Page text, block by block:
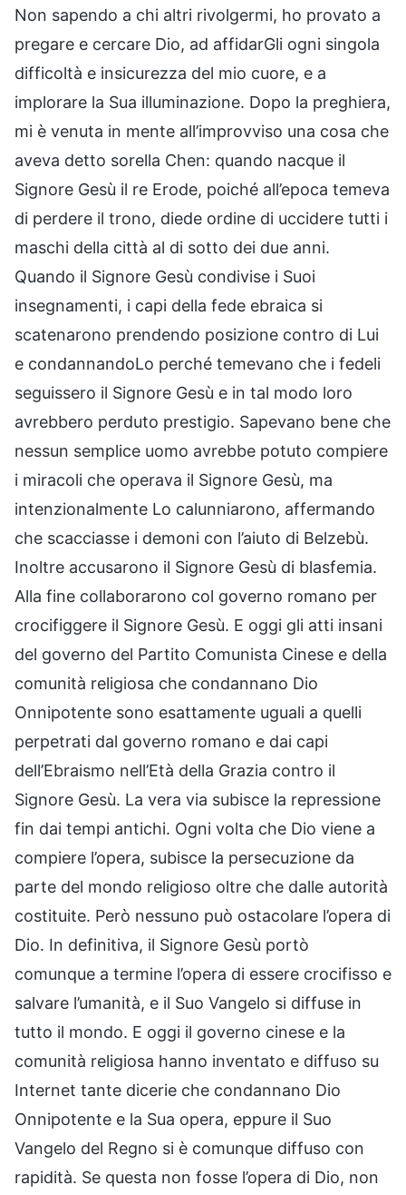
Non sapendo a chi altri rivolgermi, ho provato a
pregare e cercare Dio, ad affidarGli ogni singola
difficoltà e insicurezza del mio cuore, e a
implorare la Sua illuminazione. Dopo la preghiera,
mi è venuta in mente all’improvviso una cosa che
aveva detto sorella Chen: quando nacque il
Signore Gesù il re Erode, poiché all’epoca temeva
di perdere il trono, diede ordine di uccidere tutti i
maschi della città al di sotto dei due anni.
Quando il Signore Gesù condivise i Suoi
insegnamenti, i capi della fede ebraica si
scatenarono prendendo posizione contro di Lui
e condannandoLo perché temevano che i fedeli
seguissero il Signore Gesù e in tal modo loro
avrebbero perduto prestigio. Sapevano bene che
nessun semplice uomo avrebbe potuto compiere
i miracoli che operava il Signore Gesù, ma
intenzionalmente Lo calunniarono, affermando
che scacciasse i demoni con l’aiuto di Belzebù.
Inoltre accusarono il Signore Gesù di blasfemia.
Alla fine collaborarono col governo romano per
crocifiggere il Signore Gesù. E oggi gli atti insani
del governo del Partito Comunista Cinese e della
comunità religiosa che condannano Dio
Onnipotente sono esattamente uguali a quelli
perpetrati dal governo romano e dai capi
dell’Ebraismo nell’Età della Grazia contro il
Signore Gesù. La vera via subisce la repressione
fin dai tempi antichi. Ogni volta che Dio viene a
compiere l’opera, subisce la persecuzione da
parte del mondo religioso oltre che dalle autorità
costituite. Però nessuno può ostacolare l’opera di
Dio. In definitiva, il Signore Gesù portò
comunque a termine l’opera di essere crocifisso e
salvare l’umanità, e il Suo Vangelo si diffuse in
tutto il mondo. E oggi il governo cinese e la
comunità religiosa hanno inventato e diffuso su
Internet tante dicerie che condannano Dio
Onnipotente e la Sua opera, eppure il Suo
Vangelo del Regno si è comunque diffuso con
rapidità. Se questa non fosse l’opera di Dio, non